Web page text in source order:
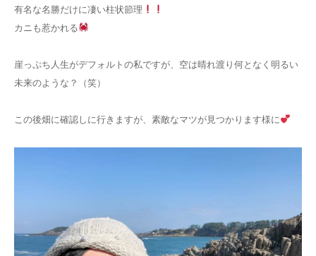
有名な名勝だけに凄い柱状節理
カニも惹かれる
崖っぷち人生がデフォルトの私ですが、空は晴れ渡り何となく明るい
未来のような？（笑）
この後畑に確認しに行きますが、素敵なマツが見つかります様に